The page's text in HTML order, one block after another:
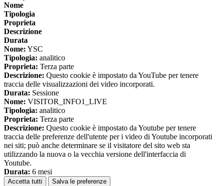
Nome
Tipologia
Proprieta
Descrizione
Durata
Nome: YSC
Tipologia: analitico
Proprieta: Terza parte
Descrizione: Questo cookie è impostato da YouTube per tenere
traccia delle visualizzazioni dei video incorporati.
Durata: Sessione
Nome: VISITOR_INFO1_LIVE
Tipologia: analitico
Proprieta: Terza parte
Descrizione: Questo cookie è impostato da Youtube per tenere
traccia delle preferenze dell'utente per i video di Youtube incorporati
nei siti; può anche determinare se il visitatore del sito web sta
utilizzando la nuova o la vecchia versione dell'interfaccia di
Youtube.
Durata: 6 mesi
Accetta tutti Salva le preferenze